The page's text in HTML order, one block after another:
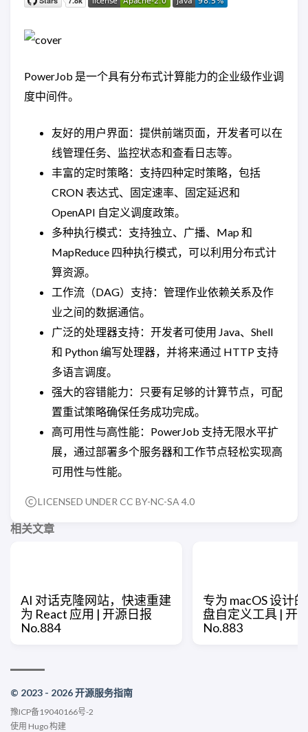
PowerJob 是一个具有分布式计算能力的企业级作业调
度中间件。
友好的用户界面：提供前端页面，开发者可以在
线管理任务、监控状态和查看日志等。
丰富的定时策略：支持四种定时策略，包括
CRON 表达式、固定速率、固定延迟和
OpenAPI 自定义调度政策。
多种执行模式：支持独立、广播、Map 和
MapReduce 四种执行模式，可以利用分布式计
算资源。
工作流（DAG）支持：管理作业依赖关系及作
业之间的数据通信。
广泛的处理器支持：开发者可使用 Java、Shell
和 Python 编写处理器，并将来通过 HTTP 支持
多语言调度。
强大的容错能力：只要有足够的计算节点，可配
置重试策略确保任务成功完成。
高可用性与高性能：PowerJob 支持无限水平扩
展，通过部署多个服务器和工作节点轻松实现高
可用性与性能。
LICENSED UNDER CC BY-NC-SA 4.0
相关文章
AI 对话克隆网站，快速重建
为 React 应用 | 开源日报
No.884
专为 macOS 设计
盘自定义工具 | 开
No.883
© 2023 - 2026 开源服务指南
豫ICP备19040166号-2
使用 Hugo构建